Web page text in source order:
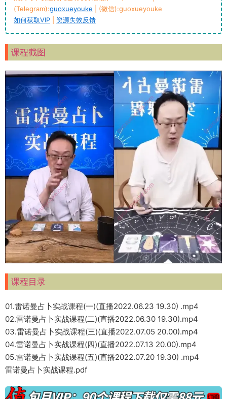
(Telegram):guoxueyouke | (微信):guoxueyouke
如何获取VIP
资源失效反馈
课程截图
课程目录
01.雷诺曼占卜实战课程(一)(直播2022.06.23 19.30) .mp4
02.雷诺曼占卜实战课程(二)(直播2022.06.30 19.30).mp4
03.雷诺曼占卜实战课程(三)(直播2022.07.05 20.00).mp4
04.雷诺曼占卜实战课程(四)(直播2022.07.13 20.00).mp4
05.雷诺曼占卜实战课程(五)(直播2022.07.20 19.30) .mp4
雷诺曼占卜实战课程.pdf